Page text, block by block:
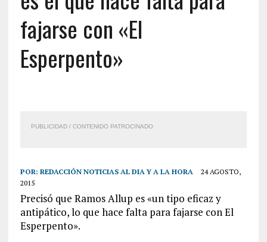
fajarse con «El
Esperpento»
PUBLICIDAD / CONTENIDO PATROCINADO
POR: REDACCIÓN NOTICIAS AL DIA Y A LA HORA
24 AGOSTO,
2015
Precisó que Ramos Allup es «un tipo eficaz y
antipático, lo que hace falta para fajarse con El
Esperpento».